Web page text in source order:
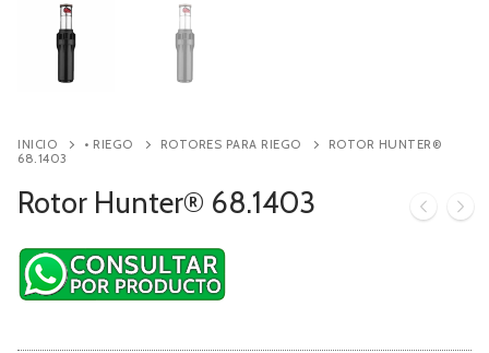
INICIO • RIEGO ROTORES PARA RIEGO
ROTOR HUNTER®
68.1403
Rotor Hunter® 68.1403